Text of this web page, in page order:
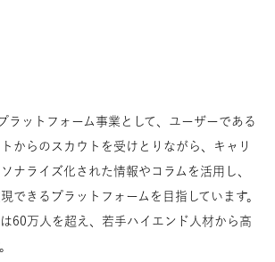
ラットフォーム事業として、ユーザーである
からのスカウトを受けとりながら、キャリ
ナライズ化された情報やコラムを活用し、
できるプラットフォームを目指しています。
60万人を超え、若手ハイエンド人材から高